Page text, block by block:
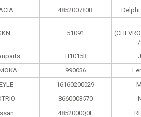
485200780R Delphi
51091
/
TI1015R
990036
16160200029
8660003570
4852000Q0E